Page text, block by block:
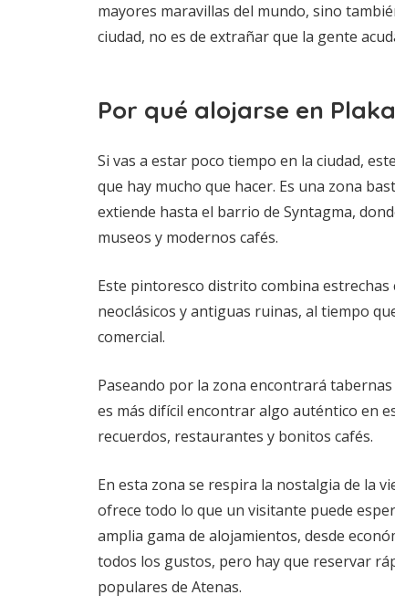
mayores maravillas del mundo, sino
ciudad, no es de extrañar que la gente
Por qué alojarse en Plaka
Si vas a estar poco tiempo en la ciudad,
que hay mucho que hacer. Es una zona
extiende hasta el barrio de Syntagma,
museos y modernos cafés.
Este pintoresco distrito combina estrechas
neoclásicos y antiguas ruinas, al tiempo
comercial.
Paseando por la zona encontrará
es más difícil encontrar algo auténtico en
recuerdos, restaurantes y bonitos cafés.
En esta zona se respira la nostalgia de la
ofrece todo lo que un visitante puede
amplia gama de alojamientos, desde
todos los gustos, pero hay que reservar
populares de Atenas.